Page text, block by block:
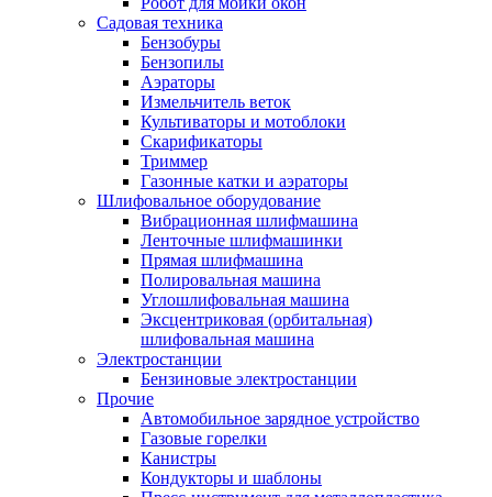
Садовая техника
Бензобуры
Бензопилы
Аэраторы
Измельчитель веток
Культиваторы и мотоблоки
Скарификаторы
Триммер
Газонные катки и аэраторы
Шлифовальное оборудование
Вибрационная шлифмашина
Ленточные шлифмашинки
Прямая шлифмашина
Полировальная машина
Углошлифовальная машина
Эксцентриковая (орбитальная)
шлифовальная машина
Электростанции
Бензиновые электростанции
Прочие
Автомобильное зарядное устройство
Газовые горелки
Канистры
Кондукторы и шаблоны